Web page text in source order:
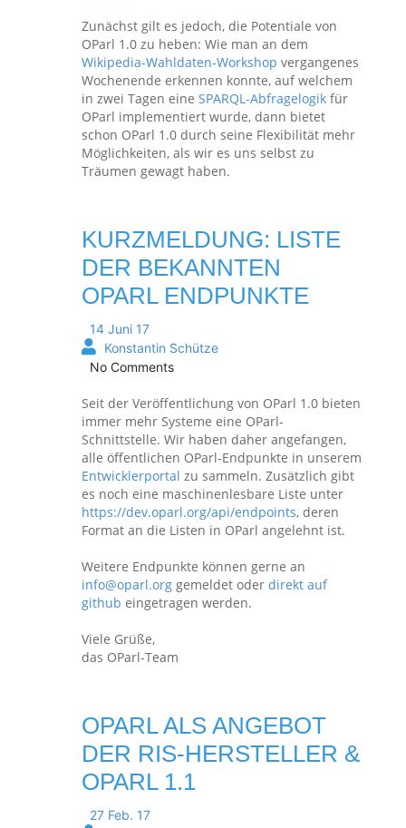
Zunächst gilt es jedoch, die Potentiale von
OParl 1.0 zu heben: Wie man an dem
Wikipedia-Wahldaten-Workshop vergangenes
Wochenende erkennen konnte, auf welchem
in zwei Tagen eine SPARQL-Abfragelogik für
OParl implementiert wurde, dann bietet
schon OParl 1.0 durch seine Flexibilität mehr
Möglichkeiten, als wir es uns selbst zu
Träumen gewagt haben.
KURZMELDUNG: LISTE
DER BEKANNTEN
OPARL ENDPUNKTE
14 Juni 17
Konstantin Schütze
No Comments
Seit der Veröffentlichung von OParl 1.0 bieten
immer mehr Systeme eine OParl-
Schnittstelle. Wir haben daher angefangen,
alle öffentlichen OParl-Endpunkte in unserem
Entwicklerportal zu sammeln. Zusätzlich gibt
es noch eine maschinenlesbare Liste unter
https://dev.oparl.org/api/endpoints, deren
Format an die Listen in OParl angelehnt ist.
Weitere Endpunkte können gerne an
info@oparl.org gemeldet oder direkt auf
github eingetragen werden.
Viele Grüße,
das OParl-Team
OPARL ALS ANGEBOT
DER RIS-HERSTELLER &
OPARL 1.1
27 Feb. 17